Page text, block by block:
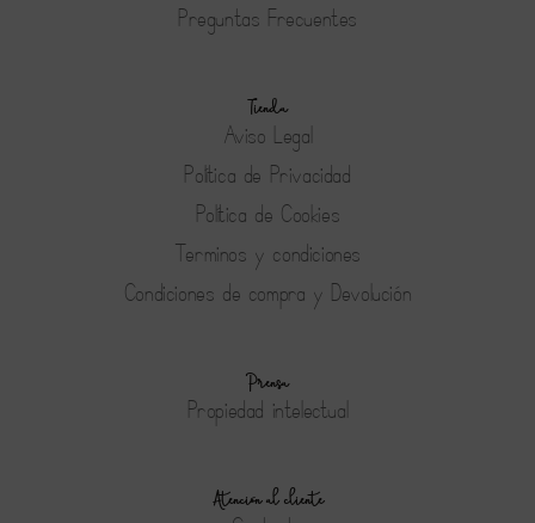
Preguntas Frecuentes
Tienda
Aviso Legal
Política de Privacidad
Política de Cookies
Terminos y condiciones
Condiciones de compra y Devolución
Prensa
Propiedad intelectual
Atención al cliente